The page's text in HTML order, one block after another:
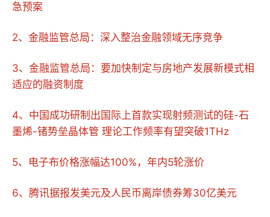
急预案
2、金融监管总局：深入整治金融领域无序竞争
3、金融监管总局：要加快制定与房地产发展新模式相
适应的融资制度
4、中国成功研制出国际上首款实现射频测试的硅-石
墨烯-锗势垒晶体管 理论工作频率有望突破1THz
5、电子布价格涨幅达100%，年内5轮涨价
6、腾讯据报发美元及人民币离岸债券筹30亿美元